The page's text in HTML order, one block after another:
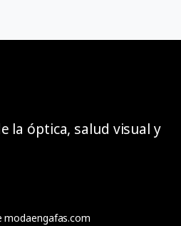
la óptica, salud visual y
modaengafas.com